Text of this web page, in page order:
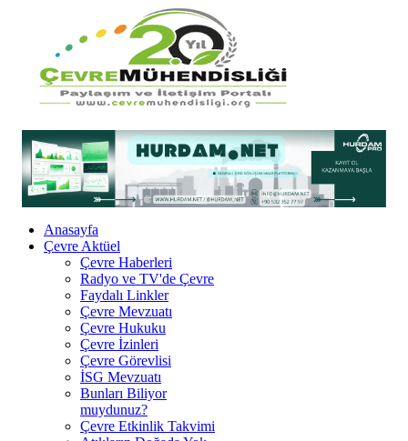
Anasayfa
Çevre Aktüel
Çevre Haberleri
Radyo ve TV'de Çevre
Faydalı Linkler
Çevre Mevzuatı
Çevre Hukuku
Çevre İzinleri
Çevre Görevlisi
İSG Mevzuatı
Bunları Biliyor
muydunuz?
Çevre Etkinlik Takvimi